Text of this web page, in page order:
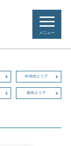
メニュー
中河内エリア
泉州エリア